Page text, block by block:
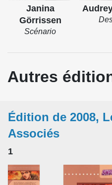
Janina
Görrissen
Scénario
Autres
Édition de 2008,
Associés
1